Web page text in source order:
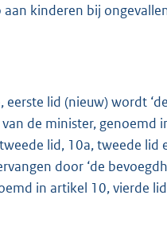
aan kinderen bij
eerste lid (nieuw) wordt ‘de
de minister, genoemd
lid, 10a, tweede lid
door ‘de
in artikel 10, vierde